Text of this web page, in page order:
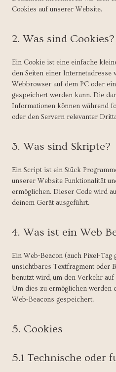
Cookies auf unserer Website.
2. Was sind Cookies?
Ein Cookie ist eine einfache
den Seiten einer Internetadresse
Webbrowser auf dem PC oder
gespeichert werden kann. Die
Informationen können während
oder den Servern relevanter
3. Was sind Skripte?
Ein Script ist ein Stück
unserer Website Funktionalität
ermöglichen. Dieser Code wird
deinem Gerät ausgeführt.
4. Was ist ein Web
Ein Web-Beacon (auch Pixel-Tag
unsichtbares Textfragment oder
benutzt wird, um den Verkehr
Um dies zu ermöglichen werden
Web-Beacons gespeichert.
5. Cookies
5.1 Technische oder